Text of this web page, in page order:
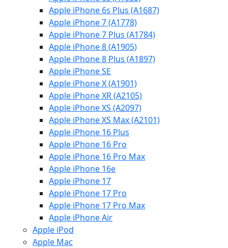
Apple iPhone 6s Plus (A1687)
Apple iPhone 7 (A1778)
Apple iPhone 7 Plus (A1784)
Apple iPhone 8 (A1905)
Apple iPhone 8 Plus (A1897)
Apple iPhone SE
Apple iPhone X (A1901)
Apple iPhone XR (A2105)
Apple iPhone XS (A2097)
Apple iPhone XS Max (A2101)
Apple iPhone 16 Plus
Apple iPhone 16 Pro
Apple iPhone 16 Pro Max
Apple iPhone 16e
Apple iPhone 17
Apple iPhone 17 Pro
Apple iPhone 17 Pro Max
Apple iPhone Air
Apple iPod
Apple Mac